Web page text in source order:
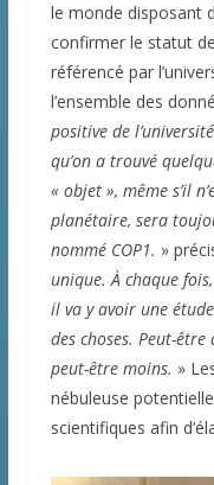
le monde disposant
confirmer le statut
référencé par
l’ensemble des
positive de
qu’on a trouvé
« objet », même s’il
planétaire, sera
nommé COP1. »
unique. À chaque
il va y avoir une
des choses. Peut-être
peut-être moins. »
nébuleuse
scientifiques afin